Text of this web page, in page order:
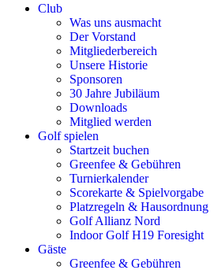
Club
Was uns ausmacht
Der Vorstand
Mitgliederbereich
Unsere Historie
Sponsoren
30 Jahre Jubiläum
Downloads
Mitglied werden
Golf spielen
Startzeit buchen
Greenfee & Gebühren
Turnierkalender
Scorekarte & Spielvorgabe
Platzregeln & Hausordnung
Golf Allianz Nord
Indoor Golf H19 Foresight
Gäste
Greenfee & Gebühren